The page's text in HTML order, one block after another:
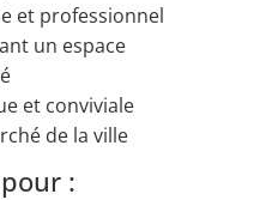
et professionnel
un espace
et conviviale
de la ville
: